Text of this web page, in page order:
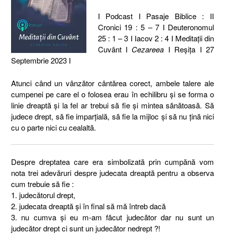
I Podcast I Pasaje Biblice : II
Cronici 19 : 5 – 7 I Deuteronomul
25 : 1 – 3 I Iacov 2 : 4 I Meditaţii din
Cuvânt I Cezareea I Reşiţa I 27
Septembrie 2023 I
Atunci când un vânzător cântărea corect, ambele talere ale
cumpenei pe care el o folosea erau în echilibru și se forma o
linie dreaptă și la fel ar trebui să fie și mintea sănătoasă. Să
judece drept, să fie imparțială, să fie la mijloc și să nu țină nici
cu o parte nici cu cealaltă.
Despre dreptatea care era simbolizată prin cumpănă vom
nota trei adevăruri despre judecata dreaptă pentru a observa
cum trebuie să fie :
1. judecătorul drept,
2. judecata dreaptă și în final să mă întreb dacă
3. nu cumva și eu m-am făcut judecător dar nu sunt un
judecător drept ci sunt un judecător nedrept ?!